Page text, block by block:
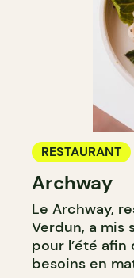
RESTAURANT
CAFÉ
Archway
Le Archway,
Verdun, a mis
pour l’été
besoins en